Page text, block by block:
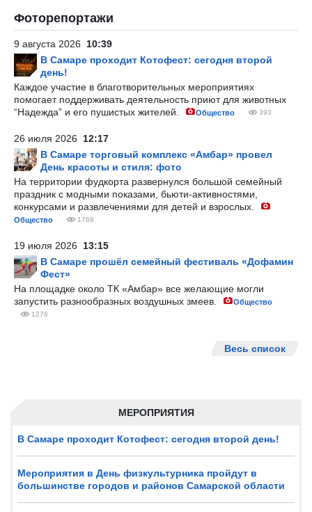
МЕРОПРИЯТИЯ
В Самаре проходит Котофест: сегодня второй день!
Мероприятия в День физкультурника пройдут в
большинстве городов и районов Самарской области
Фоторепортажи
9 августа 2026 10:39
В Самаре проходит Котофест: сегодня второй
день!
Каждое участие в благотворительных мероприятиях
помогает поддерживать деятельность приют для животных
“Надежда” и его пушистых жителей.
Общество 393
26 июля 2026 12:17
В Самаре торговый комплекс «Амбар» провел
День красоты и стиля: фото
На территории фудкорта развернулся большой семейный
праздник с модными показами, бьюти-активностями,
конкурсами и развлечениями для детей и взрослых.
Общество 1768
19 июля 2026 13:15
В Самаре прошёл семейный фестиваль «Дофамин
Фест»
На площадке около ТК «Амбар» все желающие могли
запустить разнообразных воздушных змеев.
Общество
1276
Весь список